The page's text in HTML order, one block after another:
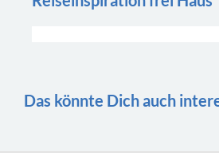
Das könnte Dich auch